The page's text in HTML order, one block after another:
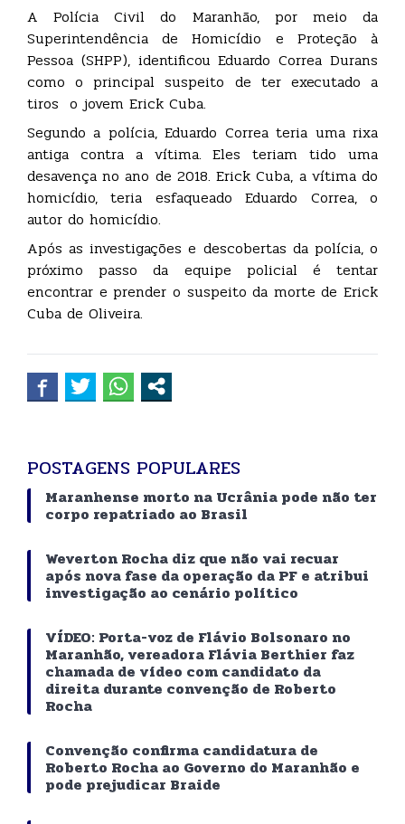
A Polícia Civil do Maranhão, por meio da
Superintendência de Homicídio e Proteção à
Pessoa (SHPP), identificou Eduardo Correa Durans
como o principal suspeito de ter executado a
tiros o jovem Erick Cuba.
Segundo a polícia, Eduardo Correa teria uma rixa
antiga contra a vítima. Eles teriam tido uma
desavença no ano de 2018. Erick Cuba, a vítima do
homicídio, teria esfaqueado Eduardo Correa, o
autor do homicídio.
Após as investigações e descobertas da polícia, o
próximo passo da equipe policial é tentar
encontrar e prender o suspeito da morte de Erick
Cuba de Oliveira.
POSTAGENS POPULARES
Maranhense morto na Ucrânia pode não ter
corpo repatriado ao Brasil
Weverton Rocha diz que não vai recuar
após nova fase da operação da PF e atribui
investigação ao cenário político
VÍDEO: Porta-voz de Flávio Bolsonaro no
Maranhão, vereadora Flávia Berthier faz
chamada de vídeo com candidato da
direita durante convenção de Roberto
Rocha
Convenção confirma candidatura de
Roberto Rocha ao Governo do Maranhão e
pode prejudicar Braide